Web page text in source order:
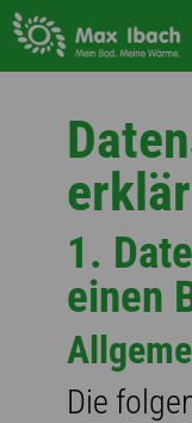
1.
einen
Die